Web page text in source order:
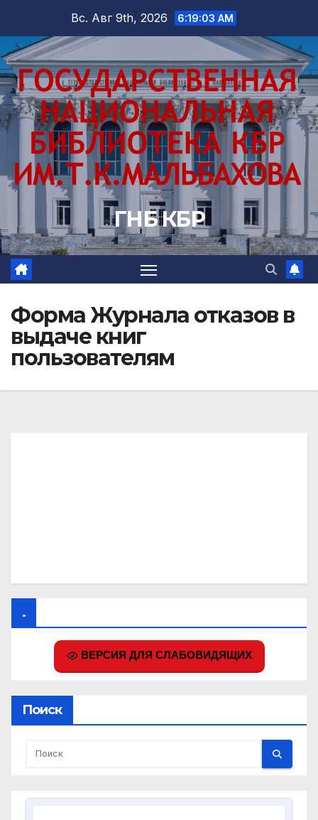
содержимому
Вс. Авг 9th, 2026 6:19:04 AM
ГНБ КБР
Форма Журнала отказов в
выдаче книг
пользователям
.
ВЕРСИЯ ДЛЯ СЛАБОВИДЯЩИХ
Поиск